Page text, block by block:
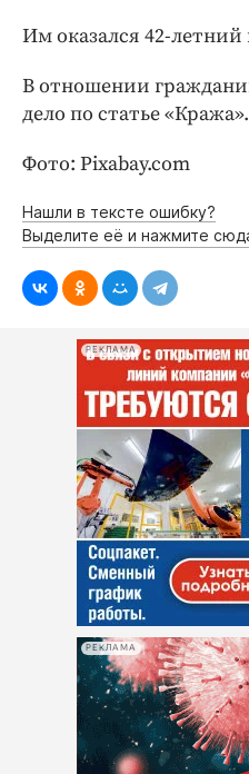
Им оказался 42-
В отношении
дело по статье «Кража».
Фото: Pixabay.com
Нашли в тексте ошибку?
Выделите её и нажмите
РЕКЛАМА
РЕКЛАМА